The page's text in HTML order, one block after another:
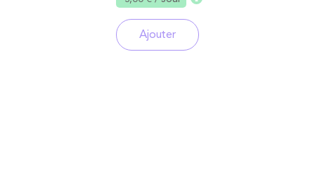
Ajouter